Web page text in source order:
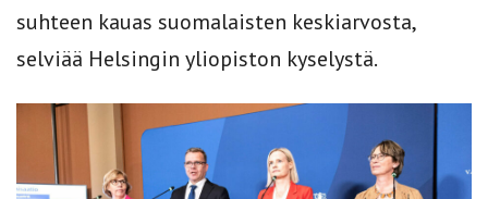
suhteen kauas suomalaisten keskiarvosta,
selviää Helsingin yliopiston kyselystä.